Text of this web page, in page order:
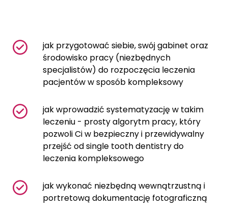
jak przygotować siebie, swój gabinet oraz
środowisko pracy (niezbędnych
specjalistów) do rozpoczęcia leczenia
pacjentów w sposób kompleksowy
jak wprowadzić systematyzację w takim
leczeniu - prosty algorytm pracy, który
pozwoli Ci w bezpieczny i przewidywalny
przejść od single tooth dentistry do
leczenia kompleksowego
jak wykonać niezbędną wewnątrzustną i
portretową dokumentację fotograficzną